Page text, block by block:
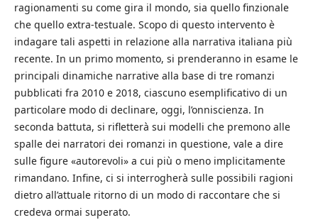
ragionamenti su come gira il mondo, sia quello finzionale
che quello extra-testuale. Scopo di questo intervento è
indagare tali aspetti in relazione alla narrativa italiana più
recente. In un primo momento, si prenderanno in esame le
principali dinamiche narrative alla base di tre romanzi
pubblicati fra 2010 e 2018, ciascuno esemplificativo di un
particolare modo di declinare, oggi, l’onniscienza. In
seconda battuta, si rifletterà sui modelli che premono alle
spalle dei narratori dei romanzi in questione, vale a dire
sulle figure «autorevoli» a cui più o meno implicitamente
rimandano. Infine, ci si interrogherà sulle possibili ragioni
dietro all’attuale ritorno di un modo di raccontare che si
credeva ormai superato.